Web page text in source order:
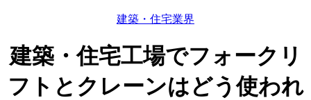
建築・住宅業界
建築・住宅工場でフォークリ
フトとクレーンはどう使われ